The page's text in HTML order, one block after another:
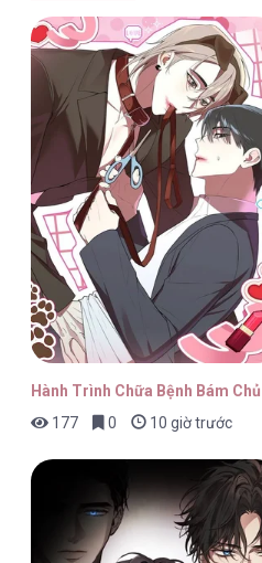
Hành Trình Chữa Bệnh Bám Chủ
177
0 10 giờ trước